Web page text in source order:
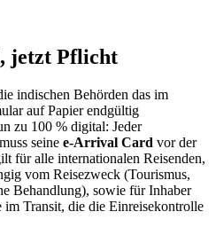
jetzt Pflicht
indischen Behörden das im
auf Papier endgültig
zu 100 % digital: Jeder
seine e-Arrival Card vor der
für alle internationalen Reisenden,
vom Reisezweck (Tourismus,
Behandlung), sowie für Inhaber
Transit, die die Einreisekontrolle